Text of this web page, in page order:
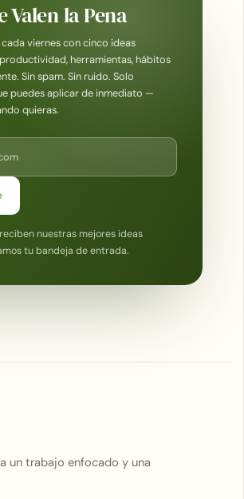
Valen la Pena
viernes con cinco ideas
herramientas, hábitos
Sin spam. Sin ruido. Solo
puedes aplicar de inmediato —
quieras.
nuestras mejores ideas
tu bandeja de entrada.
un trabajo enfocado y una